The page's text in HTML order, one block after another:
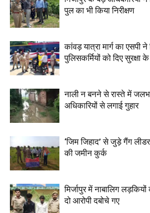
पुल का भी किया निरीक्षण
कांवड़ यात्रा मार्ग का एसपी ने
पुलिसकर्मियों को दिए सुरक्षा के
नाली न बनने से रास्ते में
अधिकारियों से लगाई गुहार
‘जिम जिहाद’ से जुड़े गैंग
की जमीन कुर्क
मिर्जापुर में नाबालिग
दो आरोपी दबोचे गए